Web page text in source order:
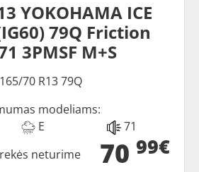
YOKOHAMA ICE
79Q Friction
3PMSF M+S
165/70 R13 79Q
modeliams:
E 71
70 99€
neturime